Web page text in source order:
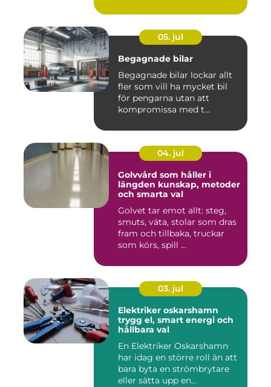
05. jul
Begagnade bilar
Begagnade bilar lockar allt
fler som vill ha mycket bil
för pengarna utan att
kompromissa med t...
04. jul
Golvvård som håller i
längden kunskap, metoder
och smarta val
Golvet tar emot allt: steg,
smuts, väta, stolar som dras
fram och tillbaka, truckar
som körs, spill ...
03. jul
Elektriker oskarshamn
trygg el, smart energi och
hållbara val
En Elektriker Oskarshamn
har idag en större roll än att
bara byta en strömbrytare
eller sätta upp en...